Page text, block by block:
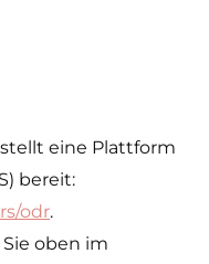
eine Plattform
bereit:
odr.
oben im